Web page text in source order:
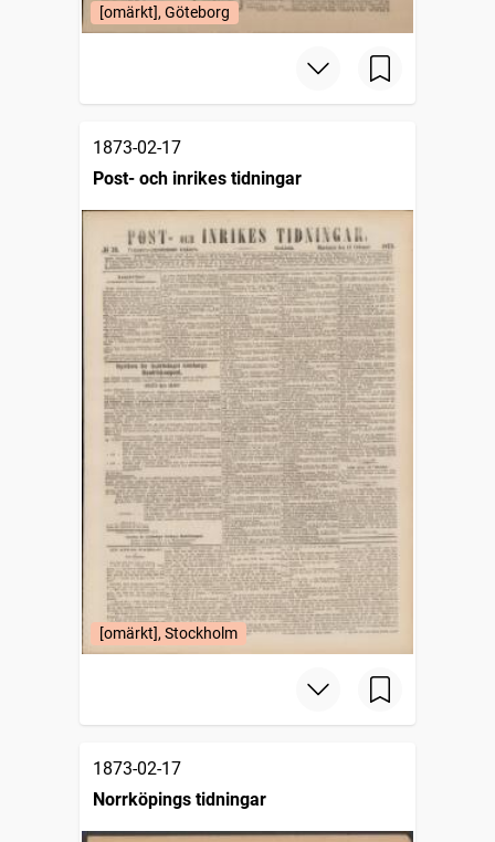
[omärkt], Göteborg
1873-02-17
Post- och inrikes tidningar
[omärkt], Stockholm
1873-02-17
Norrköpings tidningar